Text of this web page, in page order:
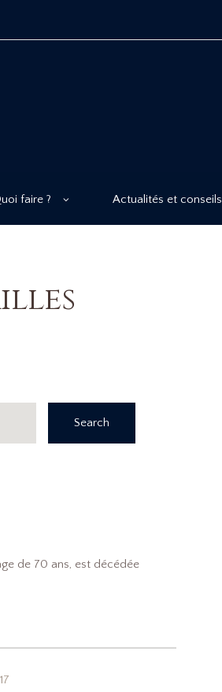
faire ? Actualités et conseils
Search
de 70 ans, est décédée